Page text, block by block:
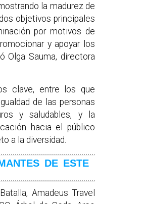
la madurez de
objetivos principales
por motivos de
y apoyar los
Olga Sauma, directora
clave, entre los que
de las personas
y saludables, y la
hacia el público
a la diversidad.
DE ESTE
Amadeus Travel